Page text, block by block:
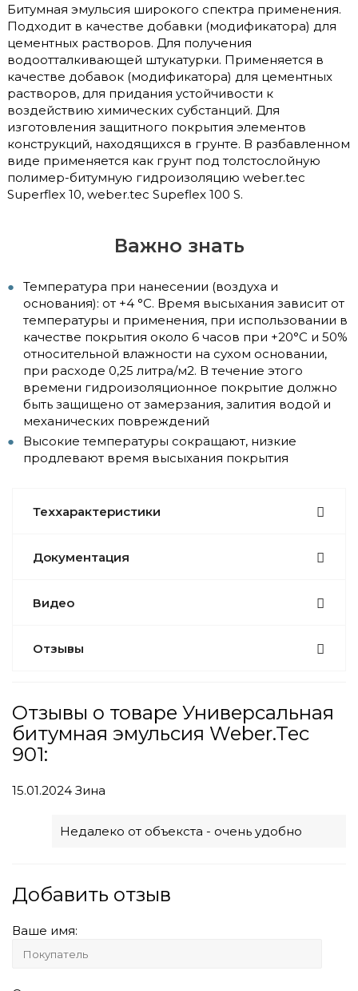
Битумная эмульсия широкого спектра применения.
Подходит в качестве добавки (модификатора) для
цементных растворов. Для получения
водоотталкивающей штукатурки. Применяется в
качестве добавок (модификатора) для цементных
растворов, для придания устойчивости к
воздействию химических субстанций. Для
изготовления защитного покрытия элементов
конструкций, находящихся в грунте. В разбавленном
виде применяется как грунт под толстослойную
полимер-битумную гидроизоляцию weber.tec
Superflex 10, weber.tec Supeflex 100 S.
Важно знать
Температура при нанесении (воздуха и
основания): от +4 °C. Время высыхания зависит от
температуры и применения, при использовании в
качестве покрытия около 6 часов при +20°C и 50%
относительной влажности на сухом основании,
при расходе 0,25 литра/м2. В течение этого
времени гидроизоляционное покрытие должно
быть защищено от замерзания, залития водой и
механических повреждений
Высокие температуры сокращают, низкие
продлевают время высыхания покрытия
Теххарактеристики
Документация
Видео
Отзывы
Отзывы о товаре Универсальная
битумная эмульсия Weber.Tec
901:
15.01.2024 Зина
Недалеко от объекста - очень удобно
Добавить отзыв
Ваше имя: